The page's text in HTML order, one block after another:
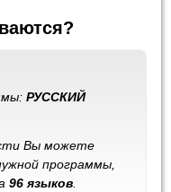
РУССКИЙ
Вы можете
программы,
96 языков